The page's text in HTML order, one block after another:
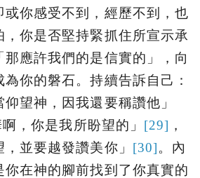
或你感受不到，經歷不到，也
你是否堅持緊抓住所宣示承
那應許我們的是信實的 」，向
為你的磐石。持續告訴自己：
仰望神，因我還要稱讚他」
，你是我所盼望的」 [29] ，
，並要越發讚美你 」 [30]。內
你在神的腳前找到了你真實的